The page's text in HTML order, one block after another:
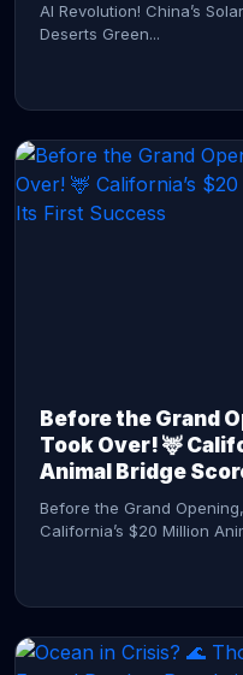
AI Revolution! China’s
Deserts Green...
Before the Grand
Took Over! 🦌
Animal Bridge
Before the Grand
California’s $20 Million